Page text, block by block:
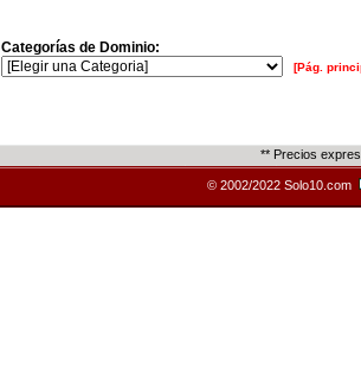
Categorías de Dominio:
[Pág.
** Precios
© 2002/2022 Solo10.com